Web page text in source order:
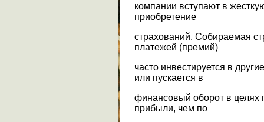
компании вступают в
приобретение
страхований. Собираемая
платежей (премий)
часто инвестируется в
или пускается в
финансовый оборот в целях
прибыли, чем по